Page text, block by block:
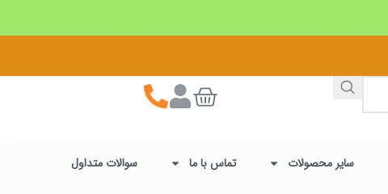
سایر محصولات تماس با ما سوالات متداول